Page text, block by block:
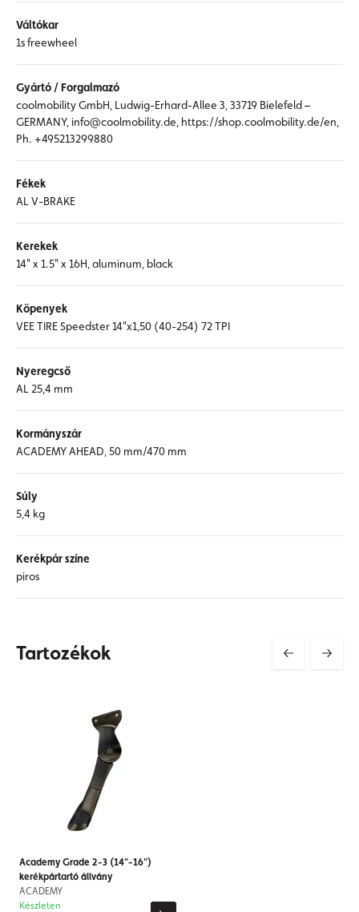
Váltókar
1s freewheel
Gyártó / Forgalmazó
coolmobility GmbH, Ludwig-Erhard-Allee 3, 33719 Bielefeld –
GERMANY, info@coolmobility.de, https://shop.coolmobility.de/en,
Ph. +495213299880
Fékek
AL V-BRAKE
Kerekek
14" x 1.5" x 16H, aluminum, black
Köpenyek
VEE TIRE Speedster 14"x1,50 (40-254) 72 TPI
Nyeregcső
AL 25,4 mm
Kormányszár
ACADEMY AHEAD, 50 mm/470 mm
Súly
5,4 kg
Kerékpár színe
piros
Tartozékok
Academy Grade 2-3 (14"-16")
kerékpártartó állvány
ACADEMY
Készleten